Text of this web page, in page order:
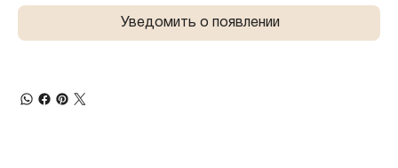
Уведомить о появлении